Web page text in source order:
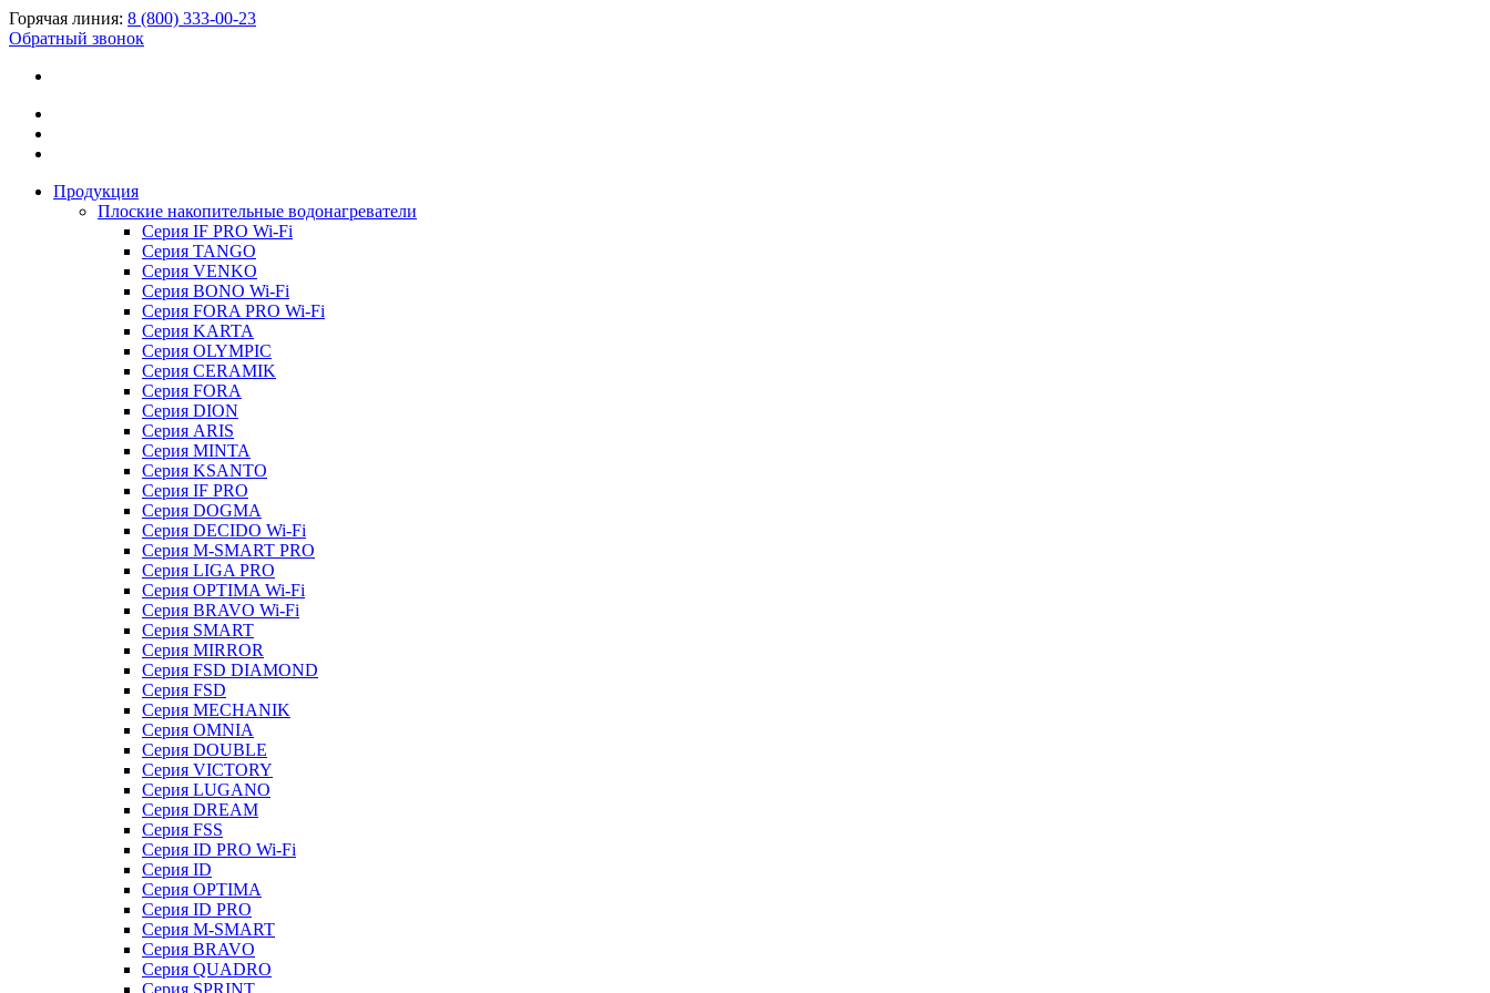
Горячая линия: 8 (800) 333-00-23
Обратный звонок
Продукция
Плоские накопительные водонагреватели
Серия IF PRO Wi-Fi
Серия TANGO
Серия VENKO
Серия BONO Wi-Fi
Серия FORA PRO Wi-Fi
Серия KARTA
Серия OLYMPIC
Серия CERAMIK
Серия FORA
Серия DION
Серия ARIS
Серия MINTA
Серия KSANTO
Серия IF PRO
Серия DOGMA
Серия DECIDO Wi-Fi
Серия M-SMART PRO
Серия LIGA PRO
Серия OPTIMA Wi-Fi
Серия BRAVO Wi-Fi
Серия SMART
Серия MIRROR
Серия FSD DIAMOND
Серия FSD
Серия MECHANIK
Серия OMNIA
Серия DOUBLE
Серия VICTORY
Серия LUGANO
Серия DREAM
Серия FSS
Серия ID PRO Wi-Fi
Серия ID
Серия OPTIMA
Серия ID PRO
Серия M-SMART
Серия BRAVO
Серия QUADRO
Серия SPRINT